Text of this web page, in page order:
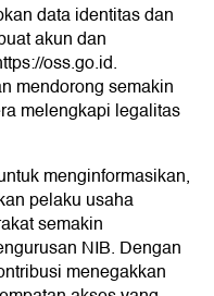
data identitas dan
akun dan
oss.go.id.
mendorong semakin
melengkapi legalitas
menginformasikan,
pelaku usaha
semakin
NIB. Dengan
menegakkan